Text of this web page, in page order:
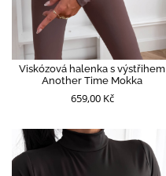
Viskózová halenka s výstřihem
Another Time Mokka
659,00 Kč